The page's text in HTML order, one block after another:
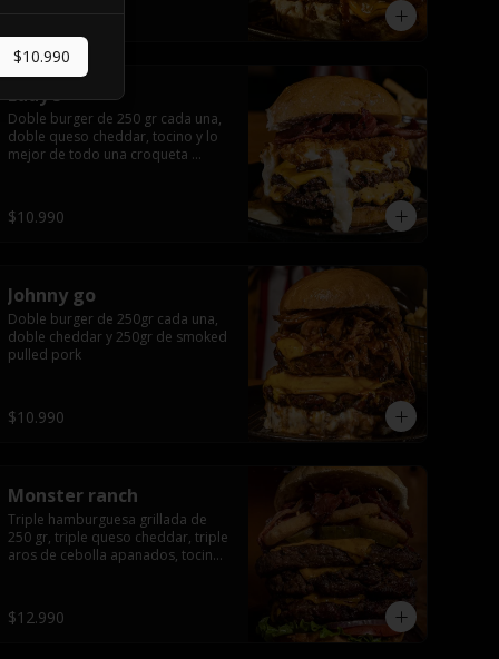
Eddy’s
Doble burger de 250 gr cada una,
doble queso cheddar, tocino y lo
mejor de todo una croqueta
$10.990
Johnny go
Doble burger de 250gr cada una,
doble cheddar y 250gr de smoked
pulled pork
$10.990
Monster ranch
Triple hamburguesa grillada de
250 gr, triple queso cheddar, triple
aros de cebolla apanados, tocino,
$12.990
$10.990